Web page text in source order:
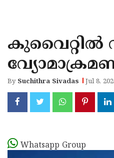
KANNUR
KASARAGOD
കുവൈറ്റില്‍
By Suchithra Sivadas Jul 8,
Whatsapp Group